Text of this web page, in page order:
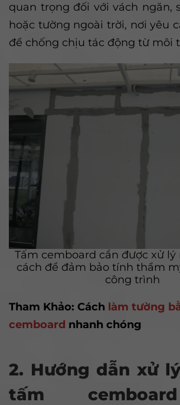
quan trọng đối với vách ngăn,
hoặc tường ngoài trời, nơi yêu
để chống chịu tác động từ môi
Tấm cemboard cần được xử
cách để đảm bảo tính thẩm
công trình
Tham Khảo: Cách làm tường
cemboard nhanh chóng
2. Hướng dẫn xử
tấm